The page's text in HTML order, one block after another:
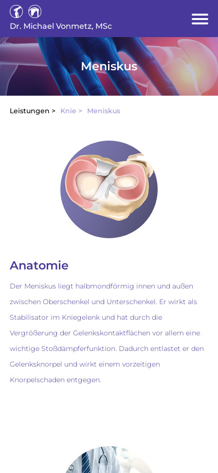
Dr. Michael Vonmetz, MSc
Meniskus
Leistungen > Knie > Meniskus
Anatomie
Der Meniskus liegt halbmondförmig innen und außen
zwischen Oberschenkel und Unterschenkel. Er wirkt als
Stabilisator im Kniegelenk und hat durch die
Vergrößerung der Gelenkskontaktflächen vor allem eine
wichtige Stoßdämpferfunktion. Dadurch entlastet er den
Gelenksknorpel und wirkt einem vorzeitigen
Knorpelschaden entgegen.